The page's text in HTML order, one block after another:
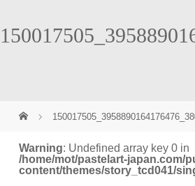
Warning: Undefined array key 0 in
/home/mot/pastelart-japan.com/
content/themes/story_tcd041/